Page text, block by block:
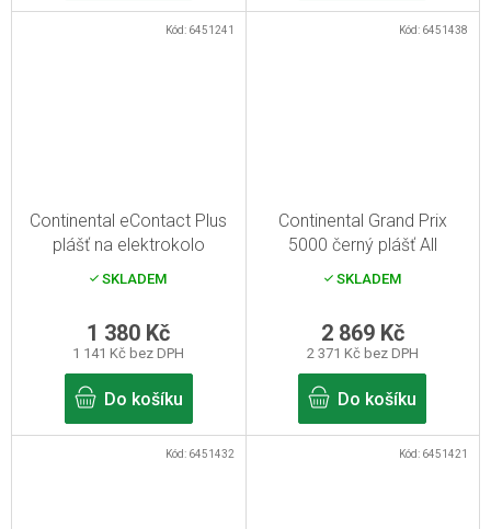
Continental eContact Plus
plášť na elektrokolo
SKLADEM
1 141 Kč bez DPH
1 380 Kč
Do košíku
Kód: 6451241
Continental Grand Prix
5000 černý plášť All
SKLADEM
2 371 Kč bez DPH
2 869 Kč
Do košíku
Kód: 6451438
Kód: 6451432 Kód: 6451421